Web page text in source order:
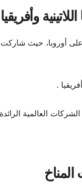
وأفريقيا
نورث ستار 2024” لم يقتصر
.